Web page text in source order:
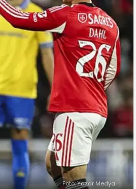
Foto: Yazar Medya